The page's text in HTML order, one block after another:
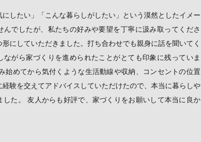
にしたい」「こんな暮らしがしたい」という漠然としたイメー
んでしたが、私たちの好みや要望を丁寧に汲み取ってくださ
形にしていただきました。打ち合わせでも親身に話を聞いてく
ながら家づくりを進められたことがとても印象に残っていま
始めてから気付くような生活動線や収納、コンセントの位置
経験を交えてアドバイスしていただけたので、本当に暮らしや
した。 友人からも好評で、家づくりをお願いして本当に良か